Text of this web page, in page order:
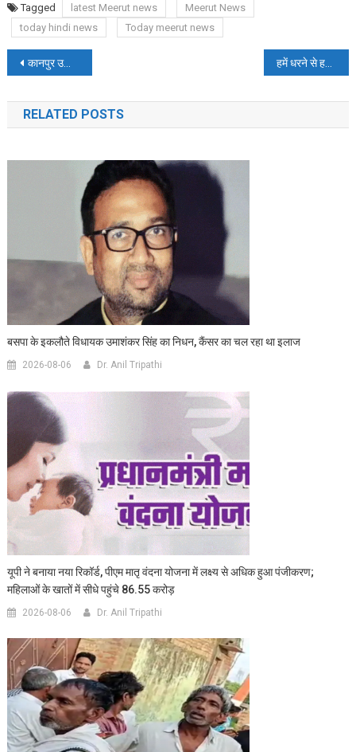
Tagged latest Meerut news
Meerut News
today hindi news
Today meerut news
Post
navigation
कानपुर उद्योग व्यापार मंडल टूट के कगार पर:विनोद गुप्ता ने व्यापार मंडल से दिया इस्तीफा हमें धरने से हटाने के लिए घरवालों को भेजी जा रही धमकी:सम्राट
RELATED POSTS
बसपा के इकलौते विधायक उमाशंकर सिंह का निधन, कैंसर का चल रहा था इलाज
2026-08-06 Dr. Anil Tripathi
यूपी ने बनाया नया रिकॉर्ड, पीएम मातृ वंदना योजना में लक्ष्य से अधिक हुआ पंजीकरण;
महिलाओं के खातों में सीधे पहुंचे 86.55 करोड़
2026-08-06 Dr. Anil Tripathi